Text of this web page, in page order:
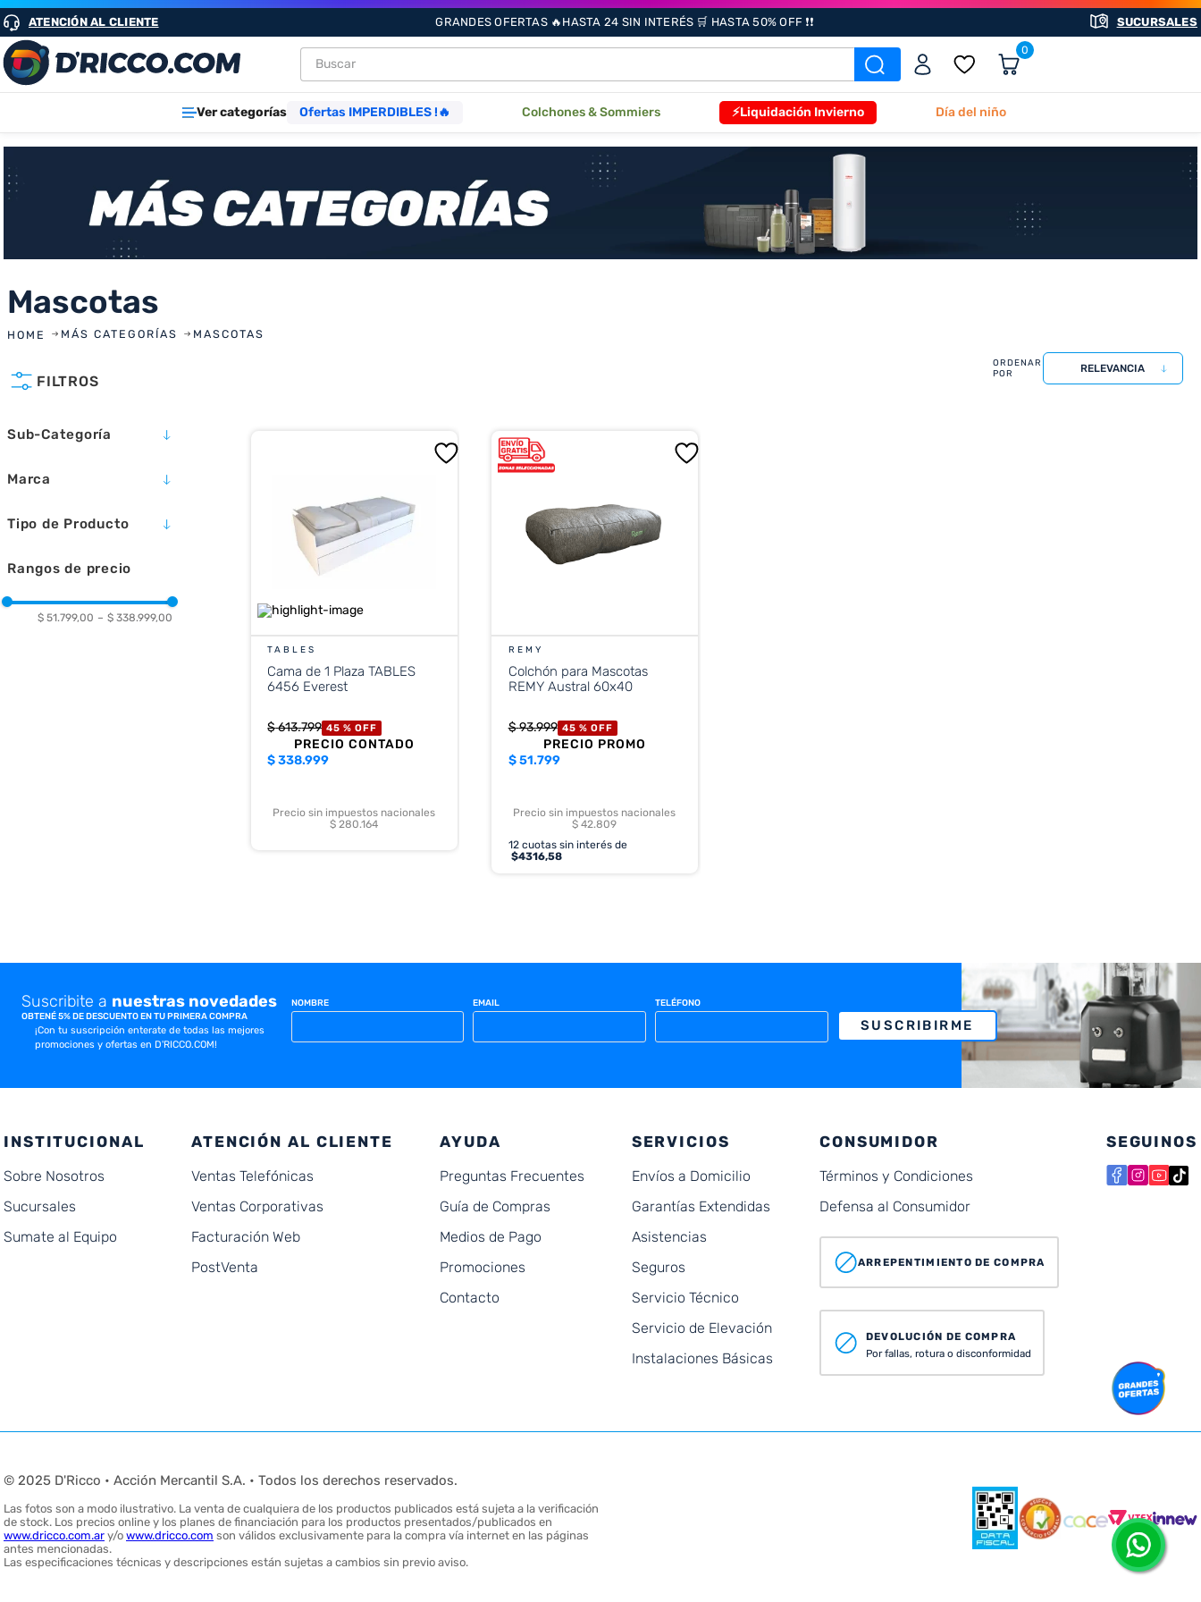
ATENCIÓN AL CLIENTE GRANDES OFERTAS 🔥HASTA 24 SIN INTERÉS 🛒 HASTA 50% OFF ❗❗ SUCURSALES
Buscar 0
Ver categorías Ofertas IMPERDIBLES !🔥 Colchones & Sommiers ⚡Liquidación Invierno Día del niño
Mascotas
MÁS CATEGORÍAS MASCOTAS
FILTROS
Sub-Categoría
MUEBLES PARA
Marca
TABLES
Tipo de Producto
Rangos de precio
$ 51.799,00 – $ 338.999,00
RELEVANCIA
TABLES
Cama de 1 Plaza TABLES
6456 Everest
$613.799 45 % OFF
PRECIO CONTADO
$338.999
Precio sin impuestos nacionales
$ 280.164
REMY
Colchón para Mascotas
REMY Austral 60x40
$93.999 45 % OFF
PRECIO PROMO
$51.799
Precio sin impuestos nacionales
$ 42.809
12cuotas sin interés de
$4316,58
Suscribite a nuestras novedades
OBTENÉ 5% DE DESCUENTO EN TU PRIMERA COMPRA
¡Con tu suscripción enterate de todas las mejores
promociones y ofertas en D'RICCO.COM!
NOMBRE EMAIL TELÉFONO
SUSCRIBIRME
INSTITUCIONAL
Sobre Nosotros
Sucursales
Sumate al Equipo
ATENCIÓN AL CLIENTE
Ventas Telefónicas
Ventas Corporativas
Facturación Web
PostVenta
AYUDA
Preguntas Frecuentes
Guía de Compras
Medios de Pago
Promociones
Contacto
SERVICIOS
Envíos a Domicilio
Garantías Extendidas
Asistencias
Seguros
Servicio Técnico
Servicio de Elevación
Instalaciones Básicas
CONSUMIDOR
Términos y Condiciones
Defensa al Consumidor
ARREPENTIMIENTO DE COMPRA
DEVOLUCIÓN DE COMPRA
Por fallas, rotura o disconformidad
SEGUINOS
© 2025 D'Ricco • Acción Mercantil S.A. • Todos los derechos reservados.
Las fotos son a modo ilustrativo. La venta de cualquiera de los productos publicados está sujeta a la verificación
de stock. Los precios online y los planes de financiación para los productos presentados/publicados en
www.dricco.com.ar y/o www.dricco.com son válidos exclusivamente para la compra vía internet en las páginas
antes mencionadas.
Las especificaciones técnicas y descripciones están sujetas a cambios sin previo aviso.
TÉRMINOS MÁS BUSCADOS
1. heladeras
3. aires
4. cocinas
5. microondas